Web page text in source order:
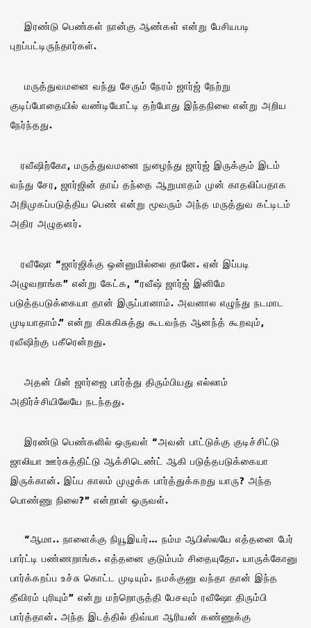
இரண்டு பெண்கள் நான்கு ஆண்கள் என்று பேசியபடி
புறப்பட்டிருந்தார்கள்.
மருத்துவமனை வந்து சேரும் நேரம் ஜார்ஜ் நேற்று
குடிப்போதையில் வண்டியோட்டி தற்போது இந்தநிலை என்று அறிய
நேர்ந்தது.
ரவீஷிற்கோ, மருத்துவமனை நுழைந்து ஜார்ஜ் இருக்கும் இடம்
வந்து சேர, ஜார்ஜின் தாய் தந்தை ஆறுமாதம் முன் காதலிப்பதாக
அறிமுகப்படுத்திய பெண் என்று மூவரும் அந்த மருத்துவ கட்டிடம்
அதிர அழுதனர்.
ரவீஷோ “ஜார்ஜிக்கு ஒன்னுமில்லை தானே. ஏன் இப்படி
அழுவறாங்க” என்று கேட்க, “ரவீஷ் ஜார்ஜ் இனிமே
படுத்தபடுக்கையா தான் இருப்பானாம். அவனால எழுந்து நடமாட
முடியாதாம்.” என்று கிசுகிசுத்து கூடவந்த ஆனந்த் கூறவும்,
ரவீஷிற்கு பகீரென்றது.
அதன் பின் ஜார்ஜை பார்த்து திரும்பியது எல்லாம்
அதிர்ச்சியிலேயே நடந்தது.
இரண்டு பெண்களில் ஒருவள் “அவன் பாட்டுக்கு குடிச்சிட்டு
ஜாலியா ஊர்சுத்திட்டு ஆக்சிடெண்ட் ஆகி படுத்தபடுக்கையா
இருக்கான். இப்ப காலம் முழுக்க பார்த்துக்கறது யாரு? அந்த
பொண்ணு நிலை?” என்றாள் ஒருவள்.
“ஆமா.. நாளைக்கு நியூஇயர்… நம்ம ஆபிஸ்லயே எத்தனை பேர்
பார்ட்டி பண்ணறாங்க. எத்தனை குடும்பம் சிதையுதோ. யாருக்கோனு
பார்க்கறப்ப உச்சு கொட்ட முடியும். நமக்குனு வந்தா தான் இந்த
தீவிரம் புரியும்” என்று மற்றொருத்தி பேசவும் ரவீஷோ திரும்பி
பார்த்தான். அந்த இடத்தில் திவ்யா ஆரியன் கண்ணுக்கு